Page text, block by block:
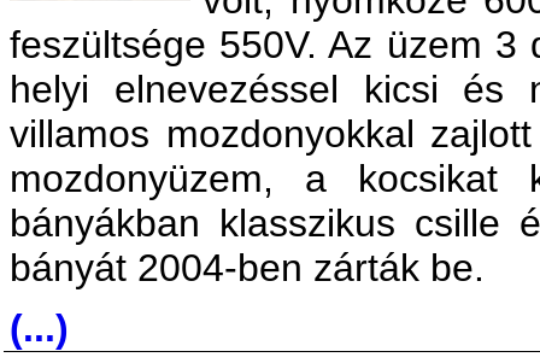
feszültsége 550V. Az üzem
helyi elnevezéssel kicsi és
villamos mozdonyokkal
mozdonyüzem, a kocsikat
bányákban klasszikus csille
bányát 2004-ben zárták be.
(...)